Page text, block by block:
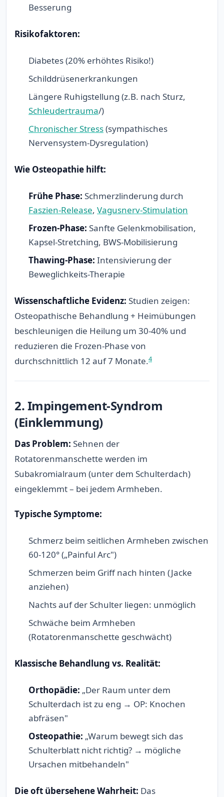
Besserung
Risikofaktoren:
Diabetes (20% erhöhtes Risiko!)
Schilddrüsenerkrankungen
Längere Ruhigstellung (z.B. nach Sturz,
Schleudertrauma/)
Chronischer Stress(sympathisches
Nervensystem-Dysregulation)
Wie Osteopathie hilft:
Frühe Phase: Schmerzlinderung durch
Faszien-Release, Vagusnerv-Stimulation
Frozen-Phase: Sanfte Gelenkmobilisation,
Kapsel-Stretching, BWS-Mobilisierung
Thawing-Phase: Intensivierung der
Beweglichkeits-Therapie
Wissenschaftliche Evidenz: Studien zeigen:
Osteopathische Behandlung + Heimübungen
beschleunigen die Heilung um 30-40% und
reduzieren die Frozen-Phase von
durchschnittlich 12 auf 7 Monate.4
2. Impingement-Syndrom
(Einklemmung)
Das Problem: Sehnen der
Rotatorenmanschette werden im
Subakromialraum (unter dem Schulterdach)
eingeklemmt – bei jedem Armheben.
Typische Symptome:
Schmerz beim seitlichen Armheben zwischen
60-120° („Painful Arc")
Schmerzen beim Griff nach hinten (Jacke
anziehen)
Nachts auf der Schulter liegen: unmöglich
Schwäche beim Armheben
(Rotatorenmanschette geschwächt)
Klassische Behandlung vs. Realität:
Orthopädie: „Der Raum unter dem
Schulterdach ist zu eng → OP: Knochen
abfräsen"
Osteopathie: „Warum bewegt sich das
Schulterblatt nicht richtig? → mögliche
Ursachen mitbehandeln"
Die oft übersehene Wahrheit: Das